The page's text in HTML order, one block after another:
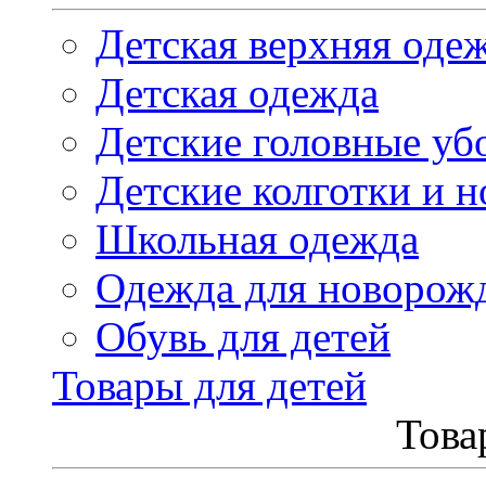
Детская верхняя
Детская одежда
Детские головные
Детские колготки и
Школьная одежда
Одежда для
Обувь для детей
Товары для детей